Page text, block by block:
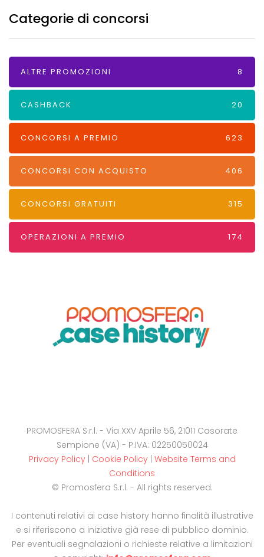
Categorie di concorsi
ALTRE PROMOZIONI 8
CASHBACK 20
CONCORSI A PREMIO 623
CONCORSI CON ACQUISTO 406
CONCORSI GRATUITI 315
OPERAZIONI A PREMIO 174
PROMOSFERA S.r.l. - Via XXV Aprile 56, 21011 Casorate
Sempione (VA) - P.IVA: 02250050024
Privacy Policy| Cookie Policy| Website Terms and
Conditions
© Promosfera S.r.l. - All rights reserved.
I contenuti relativi ai case history hanno finalità illustrative
e si riferiscono a iniziative già rese di pubblico dominio.
Per eventuali segnalazioni o richieste relative a limitazioni